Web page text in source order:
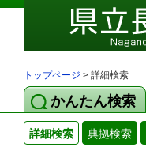
トップページ > 詳細検索
かんたん検索
詳細検索 典拠検索